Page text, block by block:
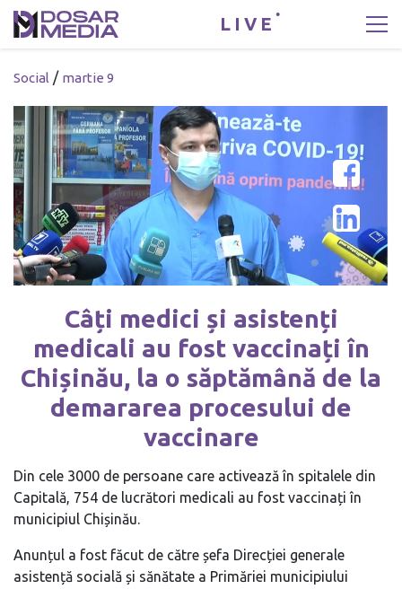
LIVE
Social / martie 9
Câți medici și asistenți
medicali au fost vaccinați în
Chișinău, la o săptămână de la
demararea procesului de
vaccinare
Din cele 3000 de persoane care activează în spitalele din
Capitală, 754 de lucrători medicali au fost vaccinați în
municipiul Chișinău.
Anunțul a fost făcut de către șefa Direcției generale
asistență socială și sănătate a Primăriei municipiului